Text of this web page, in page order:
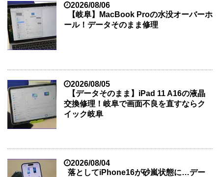
2026/08/06
【岐阜】MacBook Proの水没オーバーホ
ール！データそのまま修理
2026/08/05
【データそのまま】iPad 11 A16の液晶
交換修理！岐阜で画面不良を直すならク
イック岐阜
2026/08/04
落としてiPhone16が砂嵐状態に…デー